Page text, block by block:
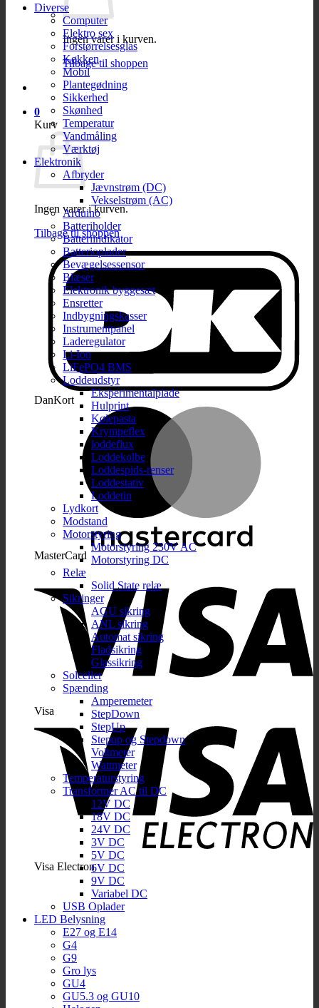
Ingen varer i kurven.
Tilbage til shoppen
0
Kurv
Ingen varer i kurven.
Tilbage til shoppen
DanKort
MasterCard
Visa
Visa Electron
Diverse
Computer
Elektro sex
Forstørrelsesglas
Køkken
Mobil
Plantegødning
Sikkerhed
Skønhed
Temperatur
Vandmåling
Værktøj
Elektronik
Afbryder
Jævnstrøm (DC)
Vekselstrøm (AC)
Arduino
Batteriholder
Batteriindikator
Batterioplader
Bevægelsessensor
Blæser
Elektronik byggesæt
Ensretter
Indbygningskasser
Instrumentpanel
Laderegulator
Li-Ion
LiFePO4 BMS
Loddeudstyr
Eksperimentalplade
Hulprint
Kølepasta
Krympeflex
loddeflux
Loddekolbe
Loddespids-renser
Loddestativ
Loddetin
Lydkort
Modstand
Motorstyring
Motorstyring 230V AC
Motorstyring DC
Relæ
Solid State relæ
Sikringer
AGU sikring
ANL sikring
Automat sikring
Fladsikring
Glassikring
Solceller
Spænding
Amperemeter
StepDown
StepUp
Stepup og Stepdown
Voltmeter
Wattmeter
Temperaturstyring
Transformer AC til DC
12V DC
18V DC
24V DC
3V DC
5V DC
6V DC
9V DC
Variabel DC
USB Oplader
LED Belysning
E27 og E14
G4
G9
Gro lys
GU4
GU5.3 og GU10